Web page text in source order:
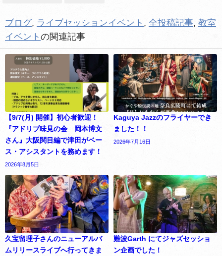
ブログ ライブセッションイベント 全投稿記事 教室
イベント の関連記事
【9/7(月) 開催】初心者歓迎！
『アドリブ味見の会 岡本博文
さん』大阪関目編で津田がベー
ス・アシスタントを務めます！
2026年8月5日
Kaguya Jazzのフライヤーでき
ました！！
2026年7月16日
久宝留理子さんのニューアルバ
ムリリースライブへ行ってきま
難波Garth にてジャズセッショ
ン企画でした！